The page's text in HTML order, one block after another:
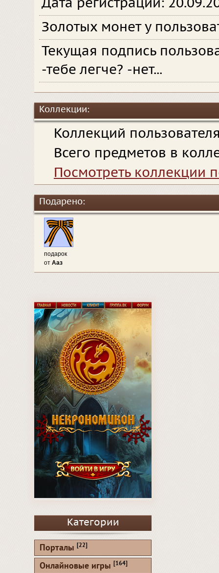
Дата регистрации:
Золотых монет у
Текущая подпись
-тебе легче? -нет...
Коллекции:
Коллекций
Всего предметов в
Посмотреть коллекции
Подарено:
1
подарок
от Ааз
Категории
Порталы [22]
Онлайновые игры [164]